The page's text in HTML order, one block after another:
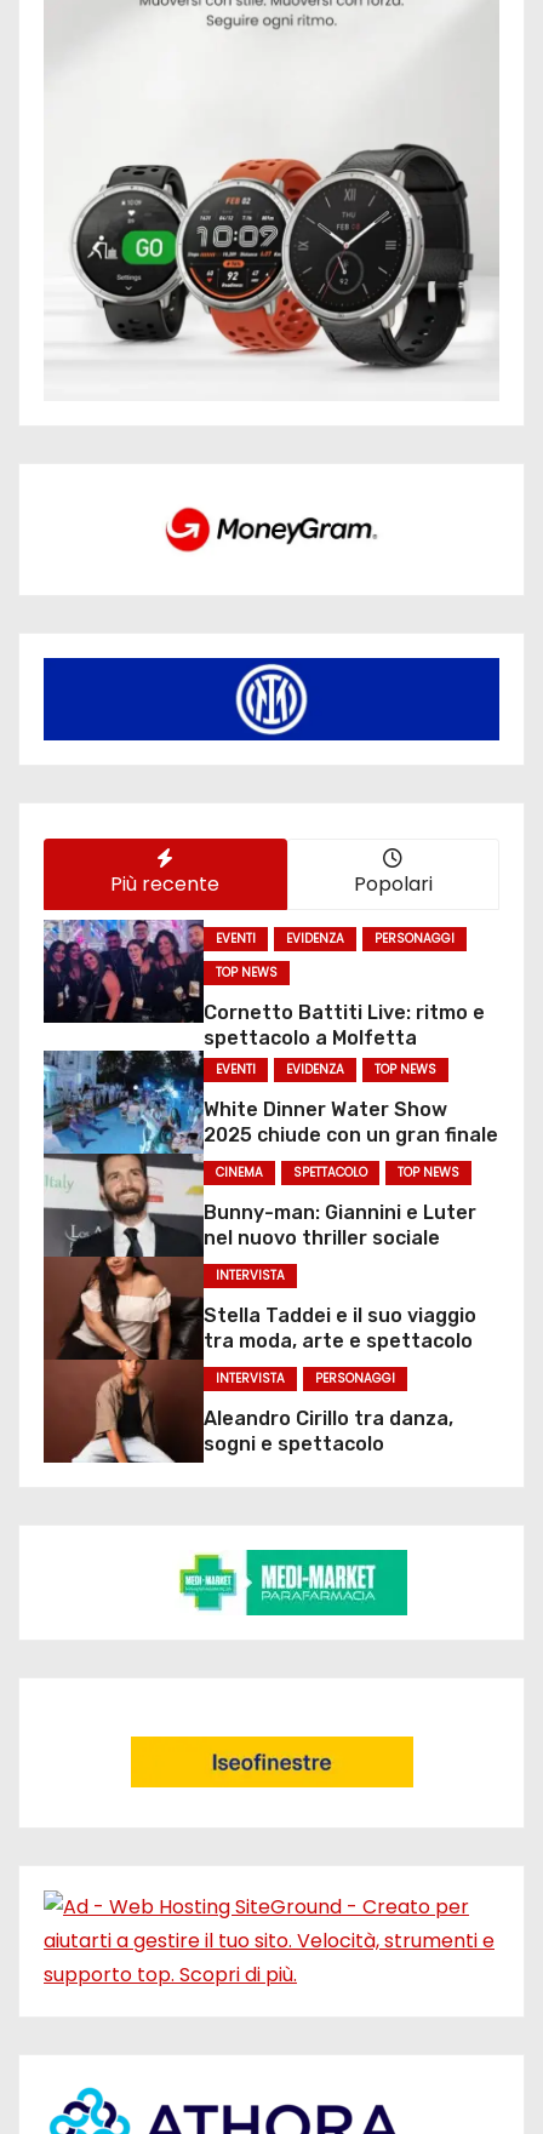
Più recente Popolari
EVENTI EVIDENZA
PERSONAGGI
TOP NEWS
Cornetto Battiti Live: ritmo e
spettacolo a Molfetta
EVENTI EVIDENZA TOP NEWS
White Dinner Water Show
2025 chiude con un gran finale
CINEMA SPETTACOLO TOP NEWS
Bunny-man: Giannini e Luter
nel nuovo thriller sociale
INTERVISTA
Stella Taddei e il suo viaggio
tra moda, arte e spettacolo
INTERVISTA PERSONAGGI
Aleandro Cirillo tra danza,
sogni e spettacolo